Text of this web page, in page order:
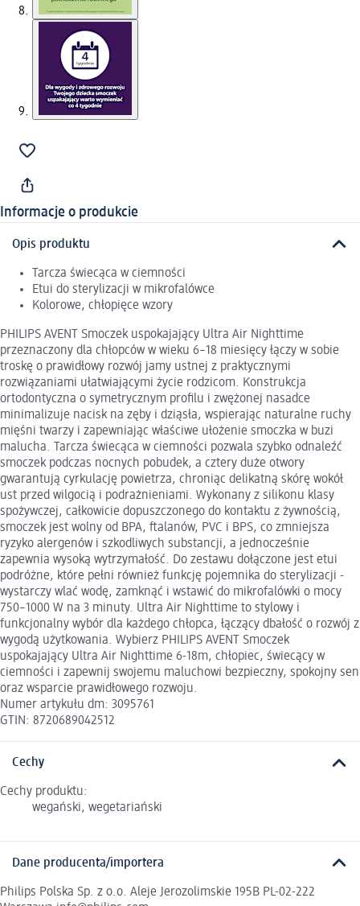
Informacje o produkcie
Opis produktu
Tarcza świecąca w ciemności
Etui do sterylizacji w mikrofalówce
Kolorowe, chłopięce wzory
PHILIPS AVENT Smoczek uspokajający Ultra Air Nighttime
przeznaczony dla chłopców w wieku 6–18 miesięcy łączy w sobie
troskę o prawidłowy rozwój jamy ustnej z praktycznymi
rozwiązaniami ułatwiającymi życie rodzicom. Konstrukcja
ortodontyczna o symetrycznym profilu i zwężonej nasadce
minimalizuje nacisk na zęby i dziąsła, wspierając naturalne ruchy
mięśni twarzy i zapewniając właściwe ułożenie smoczka w buzi
malucha. Tarcza świecąca w ciemności pozwala szybko odnaleźć
smoczek podczas nocnych pobudek, a cztery duże otwory
gwarantują cyrkulację powietrza, chroniąc delikatną skórę wokół
ust przed wilgocią i podrażnieniami. Wykonany z silikonu klasy
spożywczej, całkowicie dopuszczonego do kontaktu z żywnością,
smoczek jest wolny od BPA, ftalanów, PVC i BPS, co zmniejsza
ryzyko alergenów i szkodliwych substancji, a jednocześnie
zapewnia wysoką wytrzymałość. Do zestawu dołączone jest etui
podróżne, które pełni również funkcję pojemnika do sterylizacji -
wystarczy wlać wodę, zamknąć i wstawić do mikrofalówki o mocy
750–1000 W na 3 minuty. Ultra Air Nighttime to stylowy i
funkcjonalny wybór dla każdego chłopca, łączący dbałość o rozwój z
wygodą użytkowania. Wybierz PHILIPS AVENT Smoczek
uspokajający Ultra Air Nighttime 6-18m, chłopiec, świecący w
ciemności i zapewnij swojemu maluchowi bezpieczny, spokojny sen
oraz wsparcie prawidłowego rozwoju.
Numer artykułu dm: 3095761
GTIN: 8720689042512
Cechy
Cechy produktu:
wegański, wegetariański
Dane producenta/importera
Philips Polska Sp. z o.o. Aleje Jerozolimskie 195B PL-02-222